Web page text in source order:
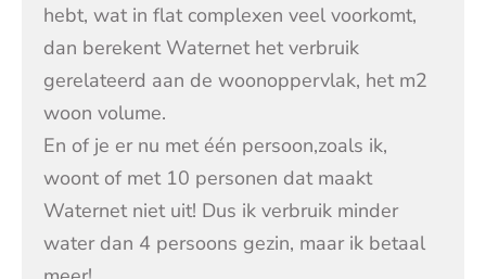
hebt, wat in flat complexen veel voorkomt,
dan berekent Waternet het verbruik
gerelateerd aan de woonoppervlak, het m2
woon volume.
En of je er nu met één persoon,zoals ik,
woont of met 10 personen dat maakt
Waternet niet uit! Dus ik verbruik minder
water dan 4 persoons gezin, maar ik betaal